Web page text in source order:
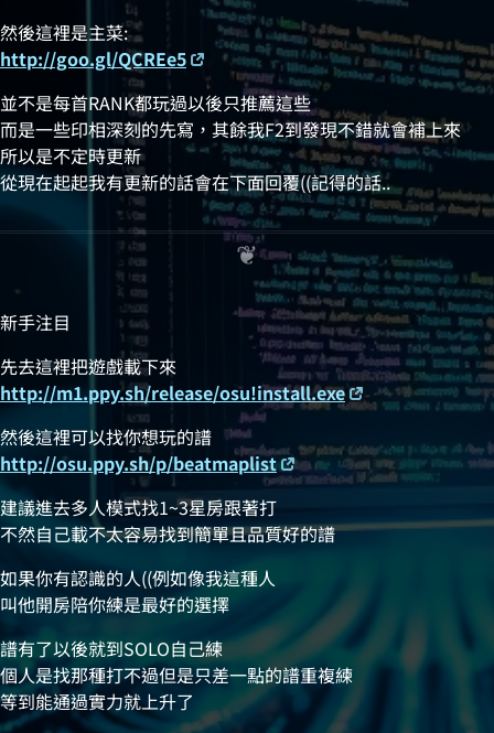
然後這裡是主菜:
http://goo.gl/QCREe5
並不是每首RANK都玩過以後只推薦這些
而是一些印相深刻的先寫，其餘我F2到發現不錯就會補上來
所以是不定時更新
從現在起起我有更新的話會在下面回覆((記得的話..
新手注目
先去這裡把遊戲載下來
http://m1.ppy.sh/release/osu!install.exe
然後這裡可以找你想玩的譜
http://osu.ppy.sh/p/beatmaplist
建議進去多人模式找1~3星房跟著打
不然自己載不太容易找到簡單且品質好的譜
如果你有認識的人((例如像我這種人
叫他開房陪你練是最好的選擇
譜有了以後就到SOLO自己練
個人是找那種打不過但是只差一點的譜重複練
等到能通過實力就上升了